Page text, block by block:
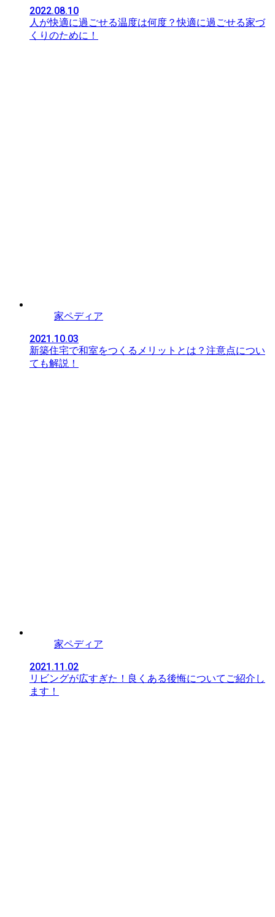
2022.08.10
人が快適に過ごせる温度は何度？快適に過ごせる家づ
くりのために！
家ペディア
2021.10.03
新築住宅で和室をつくるメリットとは？注意点につい
ても解説！
家ペディア
2021.11.02
リビングが広すぎた！良くある後悔についてご紹介し
ます！